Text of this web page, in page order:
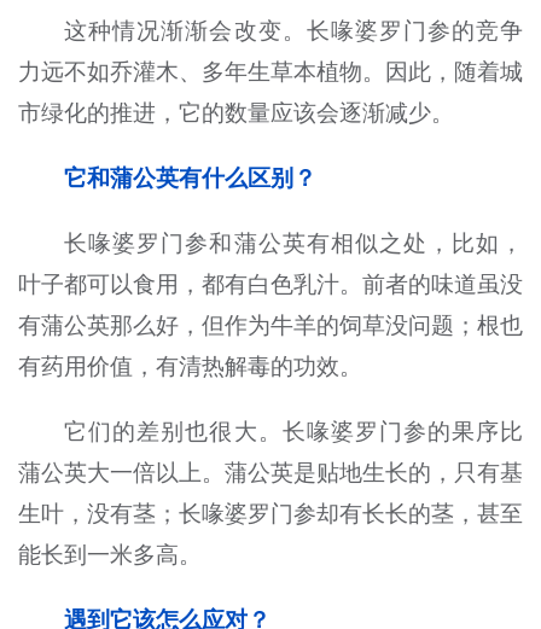
这种情况渐渐会改变。长喙婆罗门参的竞争
力远不如乔灌木、多年生草本植物。因此，随着城
市绿化的推进，它的数量应该会逐渐减少。
它和蒲公英有什么区别？
长喙婆罗门参和蒲公英有相似之处，比如，
叶子都可以食用，都有白色乳汁。前者的味道虽没
有蒲公英那么好，但作为牛羊的饲草没问题；根也
有药用价值，有清热解毒的功效。
它们的差别也很大。长喙婆罗门参的果序比
蒲公英大一倍以上。蒲公英是贴地生长的，只有基
生叶，没有茎；长喙婆罗门参却有长长的茎，甚至
能长到一米多高。
遇到它该怎么应对？